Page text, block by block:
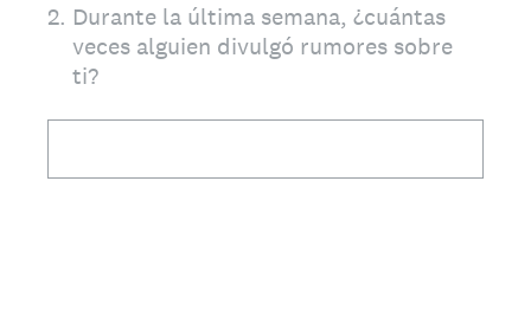
2. Durante la última semana, ¿cuántas
veces alguien divulgó rumores sobre
ti?